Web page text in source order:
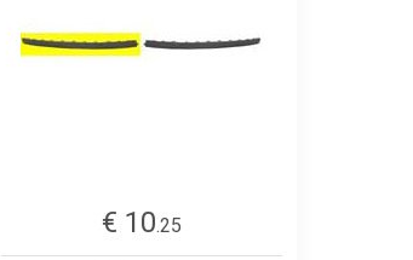
€ 10.25